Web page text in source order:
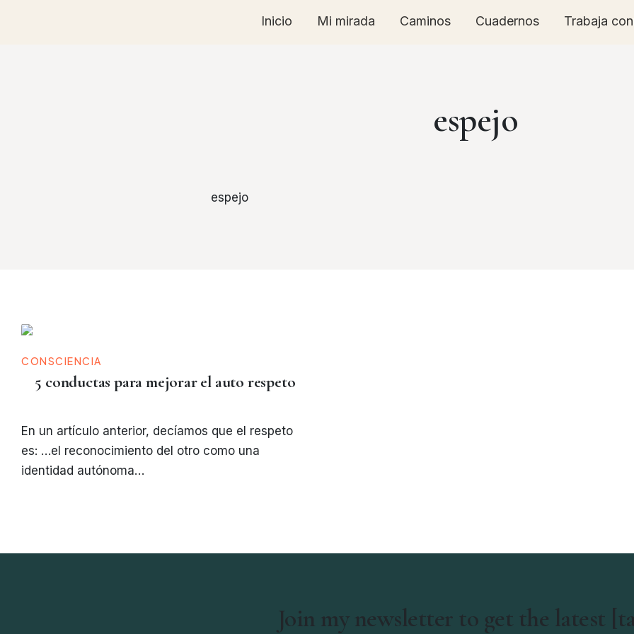
Inicio Mi mirada Caminos Cuadernos Trabaja
espejo
espejo
CONSCIENCIA
5 conductas para mejorar el auto respeto
En un artículo anterior, decíamos que el respeto
es: …el reconocimiento del otro como una
identidad autónoma…
Join my newsletter to get the latest